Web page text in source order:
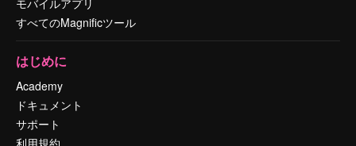
モバイルアプリ
すべてのMagnificツール
はじめに
Academy
ドキュメント
サポート